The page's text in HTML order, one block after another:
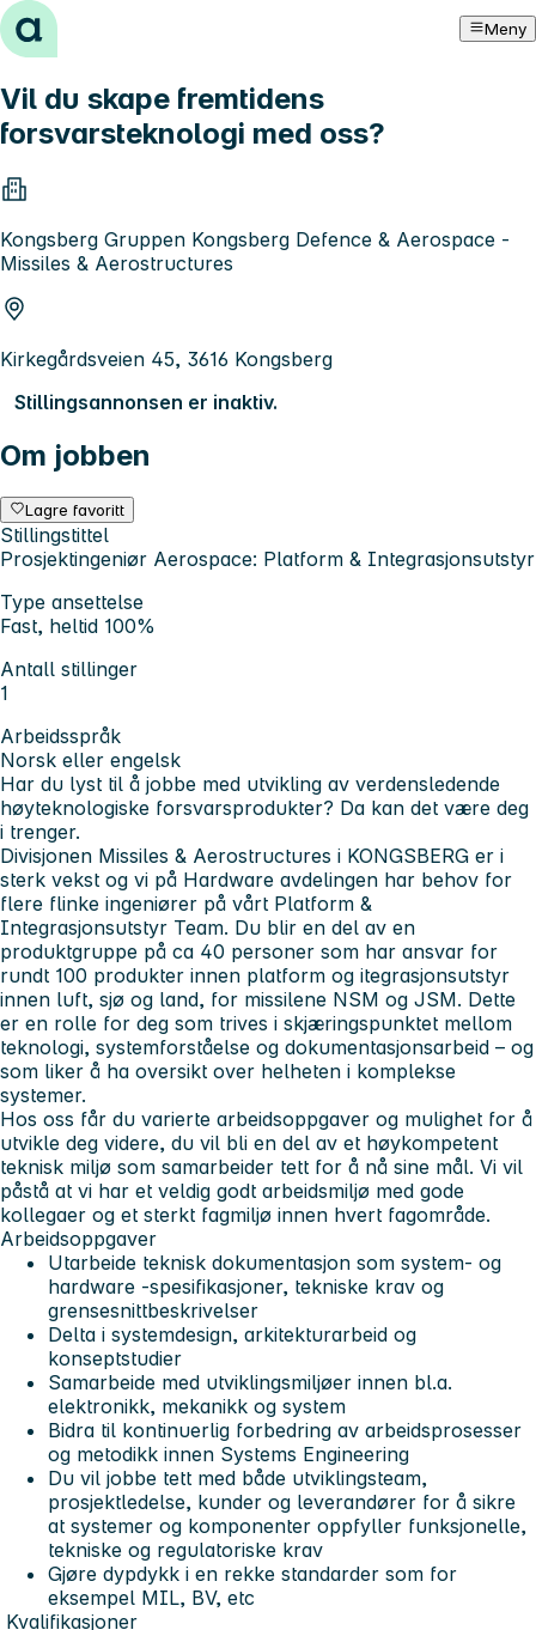
Hopp til innhold Meny
Vil du skape fremtidens
forsvarsteknologi med oss?
Kongsberg Gruppen Kongsberg Defence & Aerospace -
Missiles & Aerostructures
Kirkegårdsveien 45, 3616 Kongsberg
Stillingsannonsen er inaktiv.
Om jobben
Lagre favoritt
Stillingstittel
Prosjektingeniør Aerospace: Platform & Integrasjonsutstyr
Type ansettelse
Fast, heltid 100%
Antall stillinger
1
Arbeidsspråk
Norsk eller engelsk
Har du lyst til å jobbe med utvikling av verdensledende
høyteknologiske forsvarsprodukter? Da kan det være deg
i trenger.
Divisjonen Missiles & Aerostructures i KONGSBERG er i
sterk vekst og vi på Hardware avdelingen har behov for
flere flinke ingeniører på vårt Platform &
Integrasjonsutstyr Team. Du blir en del av en
produktgruppe på ca 40 personer som har ansvar for
rundt 100 produkter innen platform og itegrasjonsutstyr
innen luft, sjø og land, for missilene NSM og JSM. Dette
er en rolle for deg som trives i skjæringspunktet mellom
teknologi, systemforståelse og dokumentasjonsarbeid – og
som liker å ha oversikt over helheten i komplekse
systemer.
Hos oss får du varierte arbeidsoppgaver og mulighet for å
utvikle deg videre, du vil bli en del av et høykompetent
teknisk miljø som samarbeider tett for å nå sine mål. Vi vil
påstå at vi har et veldig godt arbeidsmiljø med gode
kollegaer og et sterkt fagmiljø innen hvert fagområde.
Arbeidsoppgaver
Utarbeide teknisk dokumentasjon som system- og
hardware -spesifikasjoner, tekniske krav og
grensesnittbeskrivelser
Delta i systemdesign, arkitekturarbeid og
konseptstudier
Samarbeide med utviklingsmiljøer innen bl.a.
elektronikk, mekanikk og system
Bidra til kontinuerlig forbedring av arbeidsprosesser
og metodikk innen Systems Engineering
Du vil jobbe tett med både utviklingsteam,
prosjektledelse, kunder og leverandører for å sikre
at systemer og komponenter oppfyller funksjonelle,
tekniske og regulatoriske krav
Gjøre dypdykk i en rekke standarder som for
eksempel MIL, BV, etc
Kvalifikasjoner